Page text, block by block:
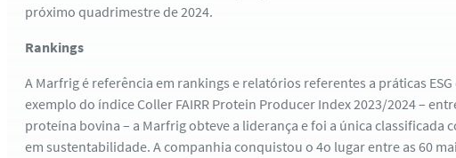
próximo quadrimestre de 2024.
Rankings
A Marfrig é referência em rankings e relatórios referentes a práticas
exemplo do índice Coller FAIRR Protein Producer Index 2023/2024 –
proteína bovina – a Marfrig obteve a liderança e foi a única classificada
em sustentabilidade. A companhia conquistou o 4o lugar entre as 60